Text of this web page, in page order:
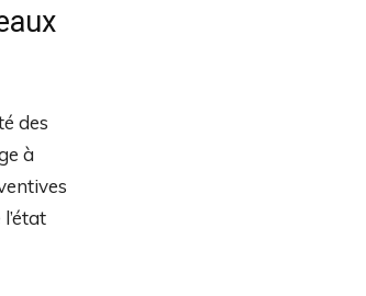
des
à